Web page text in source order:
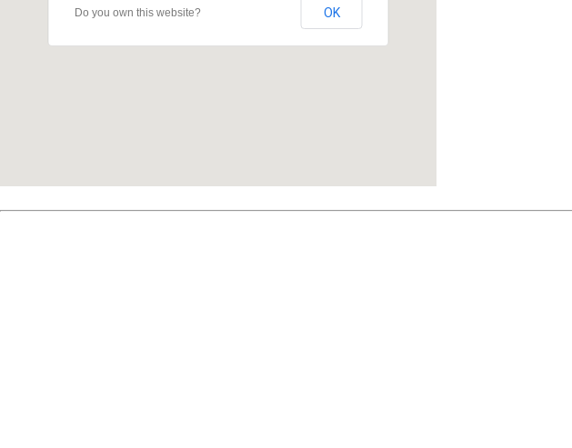
Do you own this website? OK